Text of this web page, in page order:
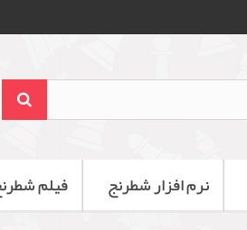
نرم افزار شطرنج فیلم